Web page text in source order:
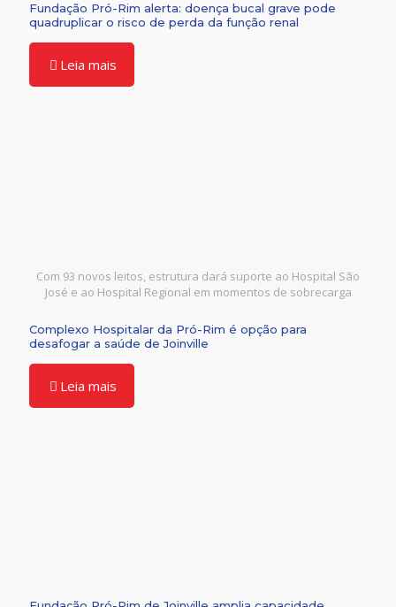
Fundação Pró-Rim alerta: doença bucal grave pode
quadruplicar o risco de perda da função renal
Leia mais
Com 93 novos leitos, estrutura dará suporte ao Hospital São
José e ao Hospital Regional em momentos de sobrecarga
Complexo Hospitalar da Pró-Rim é opção para
desafogar a saúde de Joinville
Leia mais